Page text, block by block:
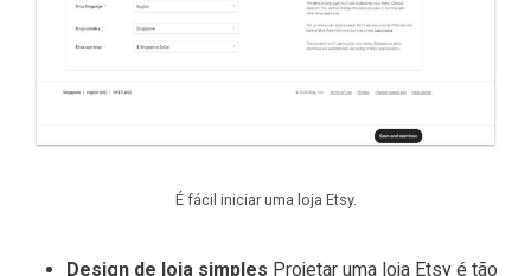
É fácil iniciar uma loja Etsy.
Design de loja simples Projetar uma loja Etsy é tão